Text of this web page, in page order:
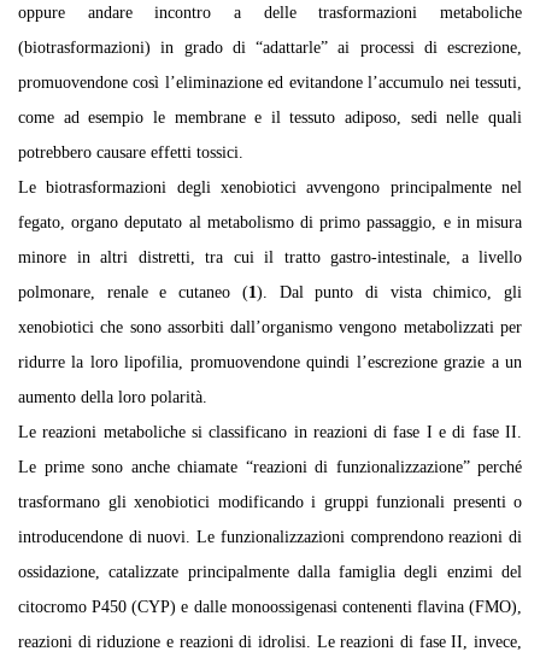
oppure andare incontro a delle trasformazioni metaboliche
(biotrasformazioni) in grado di “adattarle” ai processi di escrezione,
promuovendone così l’eliminazione ed evitandone l’accumulo nei tessuti,
come ad esempio le membrane e il tessuto adiposo, sedi nelle quali
potrebbero causare effetti tossici.
Le biotrasformazioni degli xenobiotici avvengono principalmente nel
fegato, organo deputato al metabolismo di primo passaggio, e in misura
minore in altri distretti, tra cui il tratto gastro-intestinale, a livello
polmonare, renale e cutaneo (1). Dal punto di vista chimico, gli
xenobiotici che sono assorbiti dall’organismo vengono metabolizzati per
ridurre la loro lipofilia, promuovendone quindi l’escrezione grazie a un
aumento della loro polarità.
Le reazioni metaboliche si classificano in reazioni di fase I e di fase II.
Le prime sono anche chiamate “reazioni di funzionalizzazione” perché
trasformano gli xenobiotici modificando i gruppi funzionali presenti o
introducendone di nuovi. Le funzionalizzazioni comprendono reazioni di
ossidazione, catalizzate principalmente dalla famiglia degli enzimi del
citocromo P450 (CYP) e dalle monoossigenasi contenenti flavina (FMO),
reazioni di riduzione e reazioni di idrolisi. Le reazioni di fase II, invece,